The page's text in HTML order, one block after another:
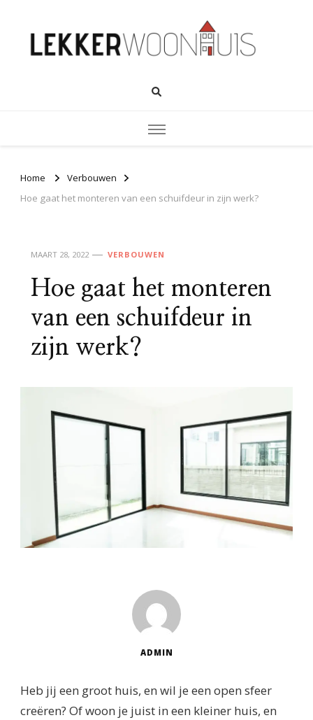
Home
Verbouwen
Hoe gaat het monteren van een schuifdeur in zijn werk?
MAART 28, 2022 VERBOUWEN
Hoe gaat het monteren
van een schuifdeur in
zijn werk?
ADMIN
Heb jij een groot huis, en wil je een open sfeer
creëren? Of woon je juist in een kleiner huis, en